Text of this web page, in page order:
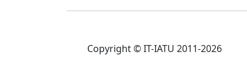
Copyright © IT-IATU 2011-2026